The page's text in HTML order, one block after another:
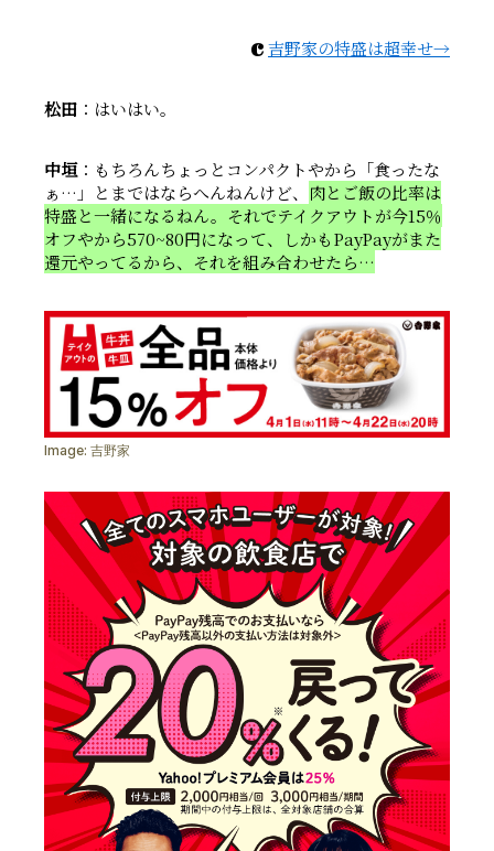
c吉野家の特盛は超幸せ→
松田 ：はいはい。
中垣：もちろんちょっとコンパクトやから「食ったな
ぁ…」とまではならへんねんけど、 肉とご飯の比率は
特盛と一緒になるねん。それでテイクアウトが今15％
オフやから570~80円になって、しかもPayPayがまた
還元やってるから、それを組み合わせたら…
Image: 吉野家